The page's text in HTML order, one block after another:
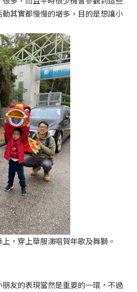
其實都慢慢的增多，目的是想讓小
，穿上華服演唱賀年歌及舞獅。
友的表現當然是重要的一環，不過